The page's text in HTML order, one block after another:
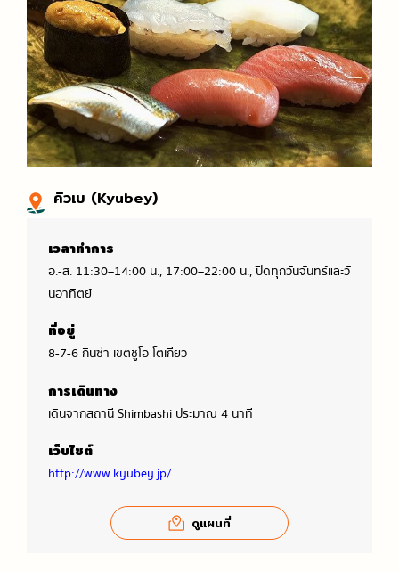
คิวเบ (Kyubey)
เวลาทำการ
อ.-ส. 11:30–14:00 น., 17:00–22:00 น., ปิดทุกวันจันทร์และวั
นอาทิตย์
ที่อยู่
8-7-6 กินซ่า เขตชูโอ โตเกียว
การเดินทาง
เดินจากสถานี Shimbashi ประมาณ 4 นาที
เว็บไซต์
http://www.kyubey.jp/
ดูแผนที่